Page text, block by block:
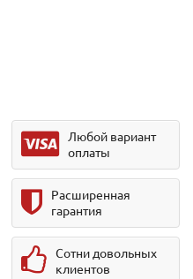
Любой вариант
оплаты
Расширенная
гарантия
Сотни довольных
клиентов